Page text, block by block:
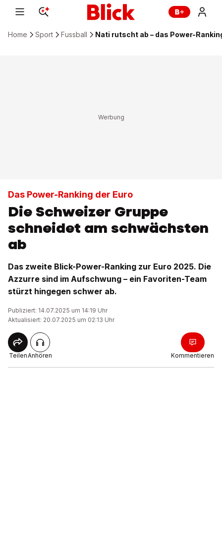
Home Sport Fussball Nati rutscht ab – das Power-
Das Power-Ranking der Euro
Die Schweizer Gruppe
schneidet am schwächsten
ab
Das zweite Blick-Power-Ranking zur Euro 2025. Die
Azzurre sind im Aufschwung – ein Favoriten-Team
stürzt hingegen schwer ab.
Publiziert: 14.07.2025 um 14:19 Uhr
Aktualisiert: 20.07.2025 um 02:13 Uhr
TeilenAnhören Kommentieren